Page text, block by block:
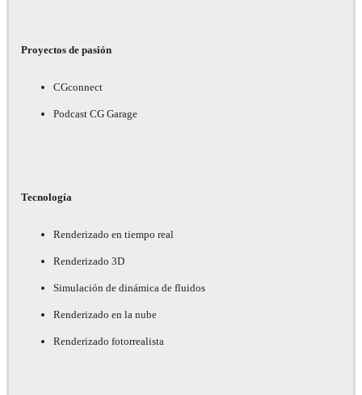
Proyectos de pasión
CGconnect
Podcast CG Garage
Tecnología
Renderizado en tiempo real
Renderizado 3D
Simulación de dinámica de fluidos
Renderizado en la nube
Renderizado fotorrealista